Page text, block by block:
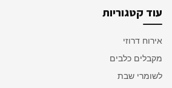
עוד קטגוריות
אירוח דרוזי
מקבלים כלבים
לשומרי שבת